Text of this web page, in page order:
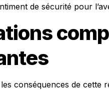
de sécurité pour
conséquences de cette